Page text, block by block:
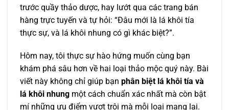
trước quầy thảo dược, hay lướt qua các trang bán
hàng trực tuyến và tự hỏi: “Đâu mới là lá khôi tía
thực sự, và lá khôi nhung có gì khác biệt?”.
Hôm nay, tôi thực sự hào hứng muốn cùng bạn
khám phá sâu hơn về hai loại thảo mộc quý này. Bài
viết này không chỉ giúp bạn phân biệt lá khôi tía và
lá khôi nhung một cách chuẩn xác nhất mà còn bật
mí những ưu điểm vượt trội mà mỗi loại mang lại.